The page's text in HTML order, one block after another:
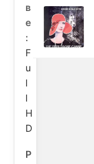
в
е
:
F
u
l
l
H
D
Р